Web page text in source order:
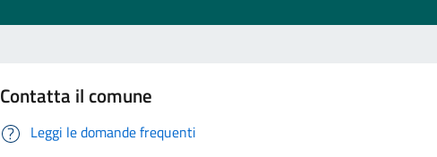
Contatta il comune
Leggi le domande frequenti